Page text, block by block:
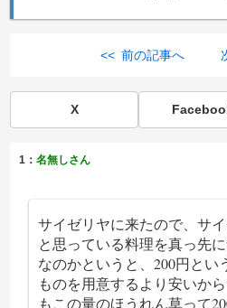
<< 前の記事へ
X
1：名無しさん
サイゼリヤに来たので、サ
と思っている料理を真っ先
なのかというと、200円とい
ものを用意するより安いか
もこの量のほうれん草って